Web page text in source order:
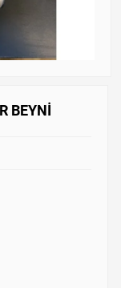
BEYNİ